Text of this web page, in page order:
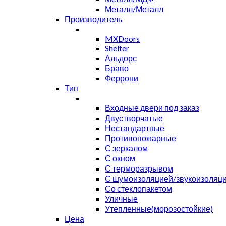
Металл/Металл
Производитель
MXDoors
Shelter
Альдорс
Браво
Феррони
Тип
Входные двери под заказ
Двустворчатые
Нестандартные
Противопожарные
С зеркалом
С окном
С терморазрывом
С шумоизоляцией/
Со стеклопакетом
Уличные
Утепленные(морозостойкие)
Цена